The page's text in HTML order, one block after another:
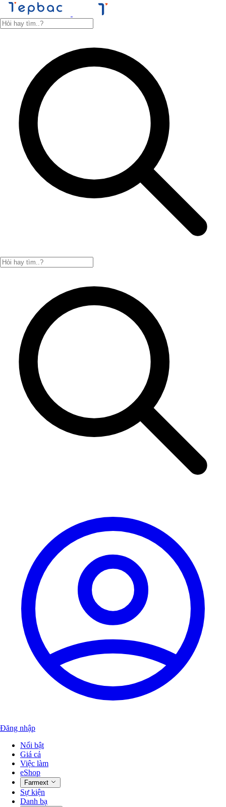
Đăng nhập
Nổi bật
Giá cả
Việc làm
eShop
Farmext
Sự kiện
Danh bạ